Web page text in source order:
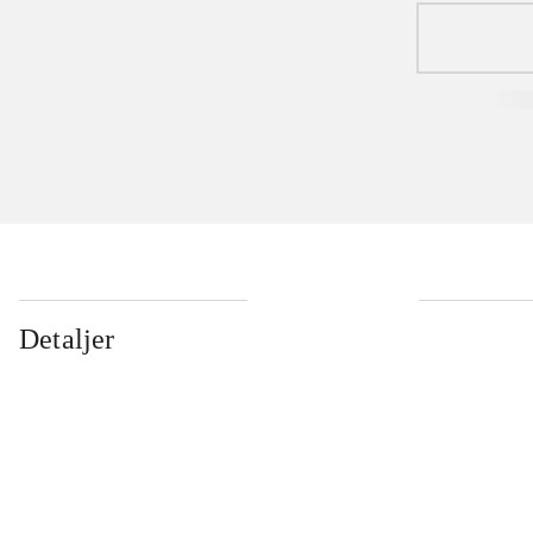
Detaljer